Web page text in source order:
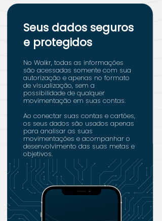
Seus dados seguros
e protegidos
No Walkr, todas as informações
são acessadas somente com sua
autorização e apenas no formato
de visualização, sem a
possibilidade de qualquer
movimentação em suas contas.
Ao conectar suas contas e cartões,
os seus dados são usados apenas
para analisar as suas
movimentações e acompanhar o
desenvolvimento das suas metas e
objetivos.